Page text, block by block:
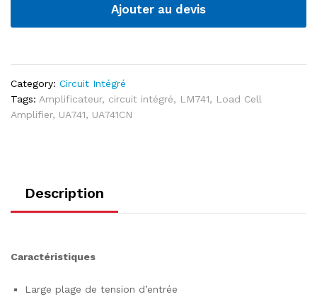
Ajouter au devis
Category: Circuit Intégré
Tags: Amplificateur, circuit intégré, LM741, Load Cell
Amplifier, UA741, UA741CN
Description
Caractéristiques
Large plage de tension d’entrée